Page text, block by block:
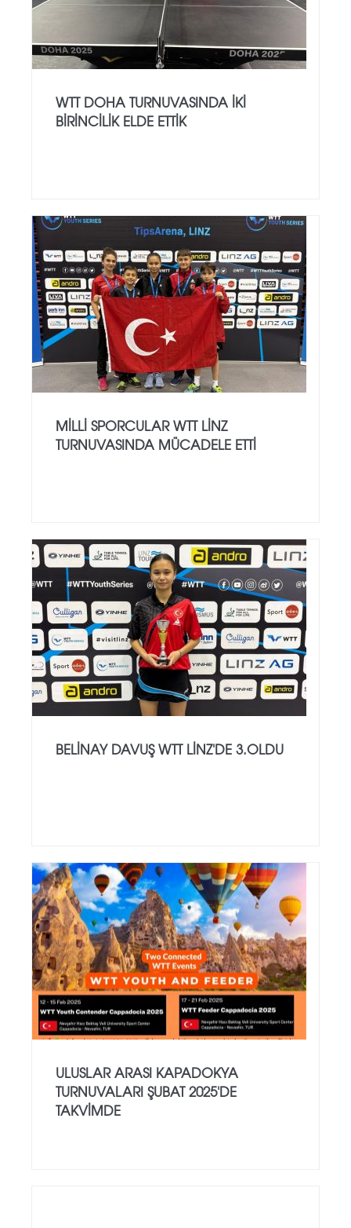
WTT DOHA TURNUVASINDA İKİ
BİRİNCİLİK ELDE ETTİK
MILLI SPORCULAR WTT LINZ
TURNUVASINDA MÜCADELE ETTI
BELINAY DAVUŞ WTT LINZ'DE 3.OLDU
ULUSLAR ARASI KAPADOKYA
TURNUVALARI ŞUBAT 2025'DE
TAKVIMDE